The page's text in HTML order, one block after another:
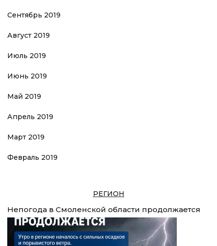
Сентябрь 2019
Август 2019
Июль 2019
Июнь 2019
Май 2019
Апрель 2019
Март 2019
Февраль 2019
РЕГИОН
Непогода в Смоленской области продолжается